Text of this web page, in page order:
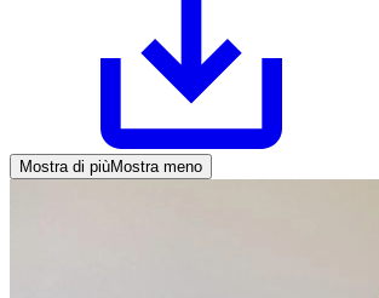
Mostra di piùMostra meno